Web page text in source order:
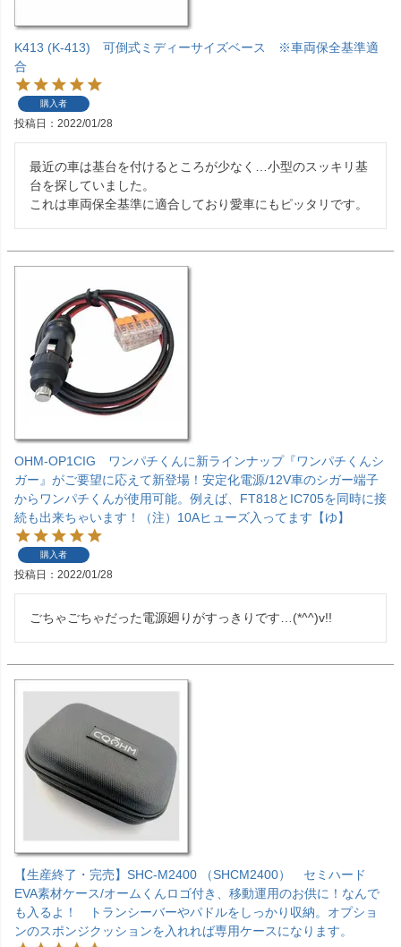
K413 (K-413) 可倒式ミディーサイズベース ※車両保全基準適
合
購入者
投稿日 2022/01/28
最近の車は基台を付けるところが少なく…小型のスッキリ基
台を探していました。
これは車両保全基準に適合しており愛車にもピッタリです。
OHM-OP1CIG ワンパチくんに新ラインナップ『ワンパチくんシ
ガー』がご要望に応えて新登場！安定化電源/12V車のシガー端子
からワンパチくんが使用可能。例えば、FT818とIC705を同時に接
続も出来ちゃいます！（注）10Aヒューズ入ってます【ゆ】
購入者
投稿日 2022/01/28
ごちゃごちゃだった電源廻りがすっきりです…(*^^)v!!
【生産終了・完売】SHC-M2400 （SHCM2400） セミハード
EVA素材ケース/オームくんロゴ付き、移動運用のお供に！なんで
も入るよ！ トランシーバーやパドルをしっかり収納。オプショ
ンのスポンジクッションを入れれば専用ケースになります。